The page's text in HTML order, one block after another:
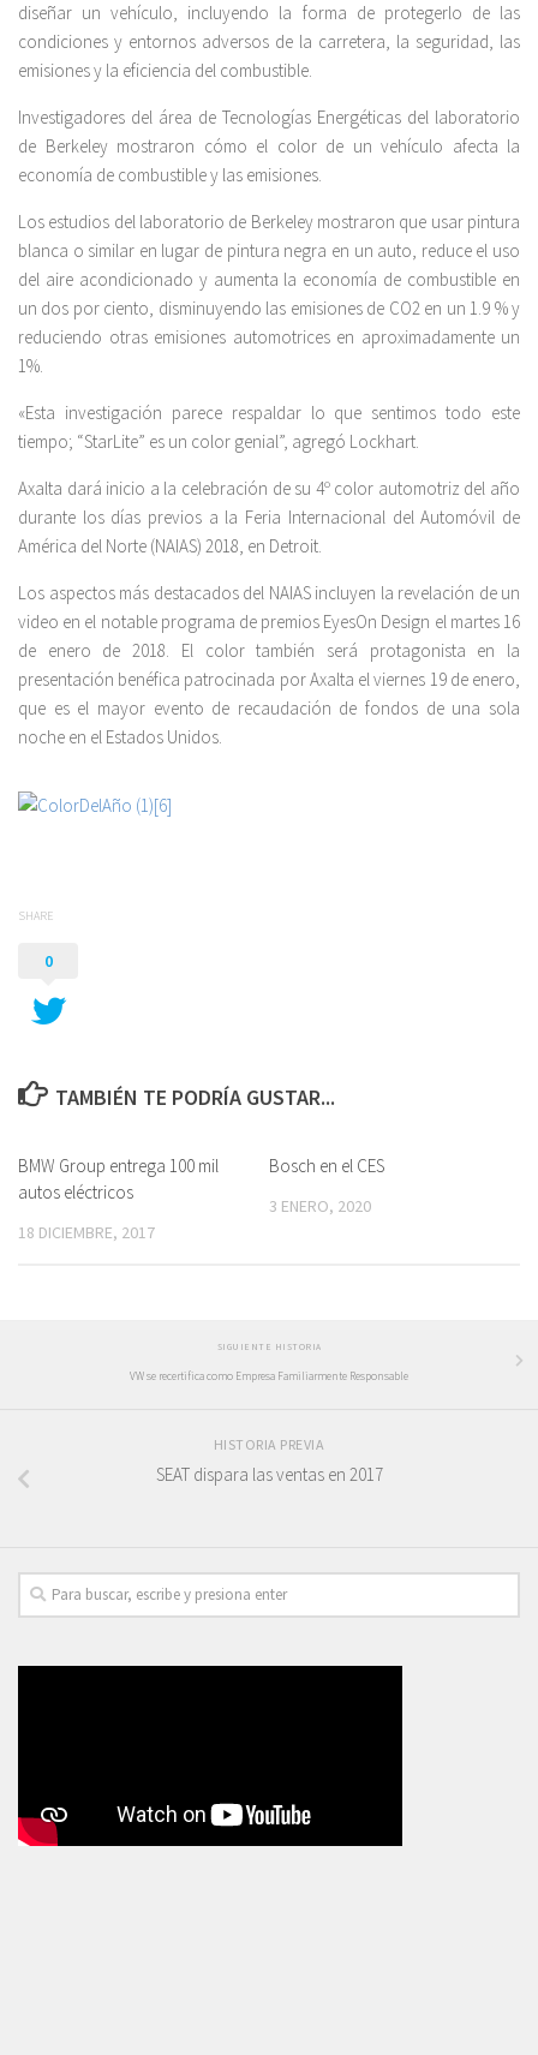
diseñar un vehículo, incluyendo la forma de protegerlo de las
condiciones y entornos adversos de la carretera, la seguridad, las
emisiones y la eficiencia del combustible.
Investigadores del área de Tecnologías Energéticas del laboratorio
de Berkeley mostraron cómo el color de un vehículo afecta la
economía de combustible y las emisiones.
Los estudios del laboratorio de Berkeley mostraron que usar pintura
blanca o similar en lugar de pintura negra en un auto, reduce el uso
del aire acondicionado y aumenta la economía de combustible en
un dos por ciento, disminuyendo las emisiones de CO2 en un 1.9 % y
reduciendo otras emisiones automotrices en aproximadamente un
1%.
«Esta investigación parece respaldar lo que sentimos todo este
tiempo; “StarLite” es un color genial”, agregó Lockhart.
Axalta dará inicio a la celebración de su 4º color automotriz del año
durante los días previos a la Feria Internacional del Automóvil de
América del Norte (NAIAS) 2018, en Detroit.
Los aspectos más destacados del NAIAS incluyen la revelación de un
video en el notable programa de premios EyesOn Design el martes 16
de enero de 2018. El color también será protagonista en la
presentación benéfica patrocinada por Axalta el viernes 19 de enero,
que es el mayor evento de recaudación de fondos de una sola
noche en el Estados Unidos.
SHARE
0
TAMBIÉN TE PODRÍA GUSTAR...
BMW Group entrega 100 mil
autos eléctricos
18 DICIEMBRE, 2017
Bosch en el CES
3 ENERO, 2020
SIGUIENTE HISTORIA
VW se recertifica como Empresa Familiarmente Responsable
HISTORIA PREVIA
SEAT dispara las ventas en 2017